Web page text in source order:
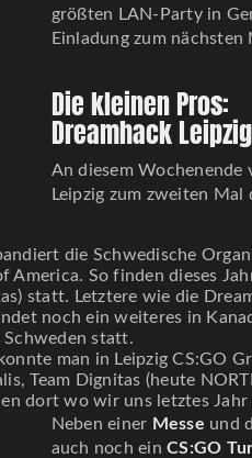
größten LAN-Party in
Einladung zum nächsten
Die kleinen Pros:
Dreamhack
An diesem Wochenende
Leipzig zum zweiten
die Schwedische
America. So finden dieses
statt. Letztere wie die
noch ein weiteres in
statt.
man in Leipzig CS:GO
Team Dignitas (heute
dort wo wir uns letztes
Neben einer Messe und
auch noch einCS:GO